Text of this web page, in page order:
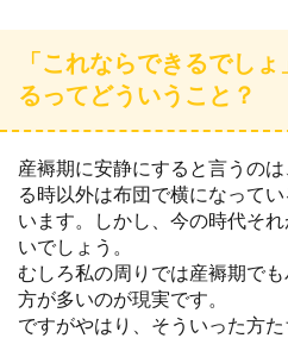
「これならできるでし
るってどういうこと？
産褥期に安静にすると言うの
る時以外は布団で横になって
います。しかし、今の時代そ
いでしょう。
むしろ私の周りでは産褥期で
方が多いのが現実です。
ですがやはり、そういった方